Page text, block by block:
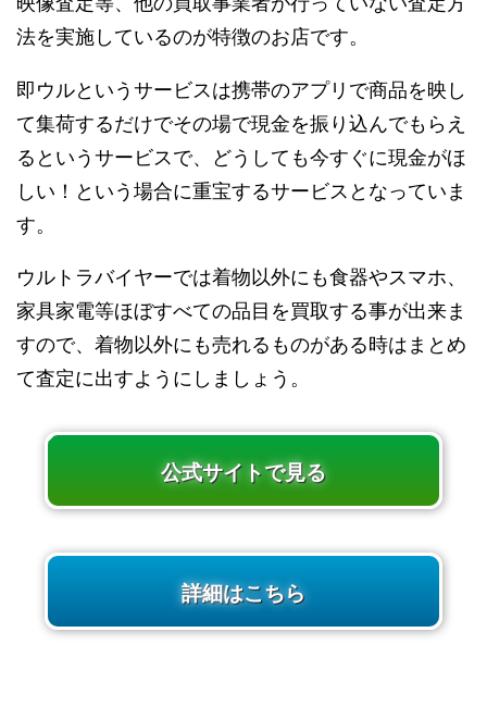
法を実施しているのが特徴のお店です。
即ウルというサービスは携帯のアプリで商品を映し
て集荷するだけでその場で現金を振り込んでもらえ
るというサービスで、どうしても今すぐに現金がほ
しい！という場合に重宝するサービスとなっていま
す。
ウルトラバイヤーでは着物以外にも食器やスマホ、
家具家電等ほぼすべての品目を買取する事が出来ま
すので、着物以外にも売れるものがある時はまとめ
て査定に出すようにしましょう。
公式サイトで見る
詳細はこちら